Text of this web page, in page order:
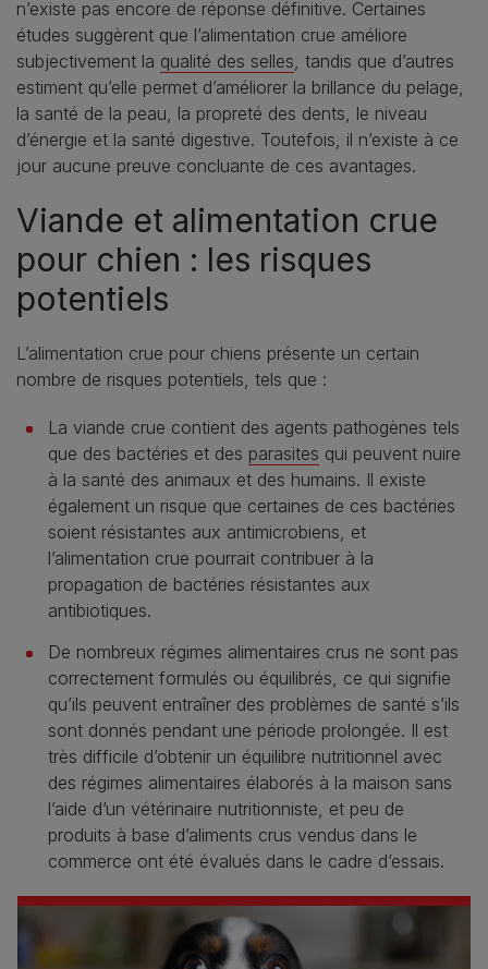
n’existe pas encore de réponse définitive. Certaines
études suggèrent que l’alimentation crue améliore
subjectivement la qualité des selles , tandis que d’autres
estiment qu’elle permet d’améliorer la brillance du pelage,
la santé de la peau, la propreté des dents, le niveau
d’énergie et la santé digestive. Toutefois, il n’existe à ce
jour aucune preuve concluante de ces avantages.
Viande et alimentation crue
pour chien : les risques
potentiels
L’alimentation crue pour chiens présente un certain
nombre de risques potentiels, tels que :
La viande crue contient des agents pathogènes tels
que des bactéries et des parasites qui peuvent nuire
à la santé des animaux et des humains. Il existe
également un risque que certaines de ces bactéries
soient résistantes aux antimicrobiens, et
l’alimentation crue pourrait contribuer à la
propagation de bactéries résistantes aux
antibiotiques.
De nombreux régimes alimentaires crus ne sont pas
correctement formulés ou équilibrés, ce qui signifie
qu’ils peuvent entraîner des problèmes de santé s’ils
sont donnés pendant une période prolongée. Il est
très difficile d’obtenir un équilibre nutritionnel avec
des régimes alimentaires élaborés à la maison sans
l’aide d’un vétérinaire nutritionniste, et peu de
produits à base d’aliments crus vendus dans le
commerce ont été évalués dans le cadre d’essais.